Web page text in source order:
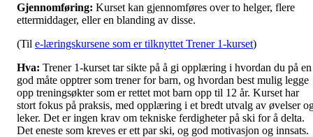
Gjennomføring: Kurset kan gjennomføres over to helger, flere
ettermiddager, eller en blanding av disse.
(Til e-læringskursene som er tilknyttet Trener 1-kurset)
Hva: Trener 1-kurset tar sikte på å gi opplæring i hvordan du på en
god måte opptrer som trener for barn, og hvordan best mulig legge
opp treningsøkter som er rettet mot barn opp til 12 år. Kurset har
stort fokus på praksis, med opplæring i et bredt utvalg av øvelser
leker. Det er ingen krav om tekniske ferdigheter på ski for å delta.
Det eneste som kreves er ett par ski, og god motivasjon og innsats.